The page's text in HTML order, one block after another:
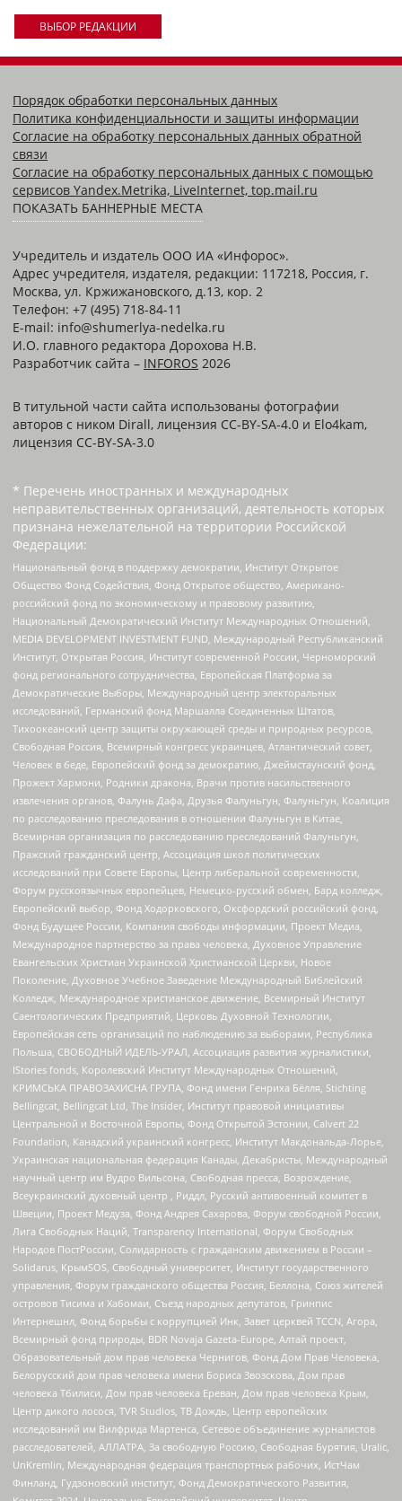
ВЫБОР РЕДАКЦИИ
Порядок обработки персональных данных
Политика конфиденциальности и защиты информации
Согласие на обработку персональных данных обратной
связи
Согласие на обработку персональных данных с помощью
сервисов Yandex.Metrika, LiveInternet, top.mail.ru
ПОКАЗАТЬ БАННЕРНЫЕ МЕСТА
Учредитель и издатель ООО ИА «Инфорос».
Адрес учредителя, издателя, редакции: 117218, Россия, г.
Москва, ул. Кржижановского, д.13, кор. 2
Телефон: +7 (495) 718-84-11
E-mail: info@shumerlya-nedelka.ru
И.О. главного редактора Дорохова Н.В.
Разработчик сайта – INFOROS 2026
В титульной части сайта использованы фотографии
авторов с ником Dirall, лицензия CC-BY-SA-4.0 и Elo4kam,
лицензия CC-BY-SA-3.0
* Перечень иностранных и международных
неправительственных организаций, деятельность которых
признана нежелательной на территории Российской
Федерации:
Национальный фонд в поддержку демократии, Институт Открытое
Общество Фонд Содействия, Фонд Открытое общество, Американо-
российский фонд по экономическому и правовому развитию,
Национальный Демократический Институт Международных Отношений,
MEDIA DEVELOPMENT INVESTMENT FUND, Международный Республиканский
Институт, Открытая Россия, Институт современной России, Черноморский
фонд регионального сотрудничества, Европейская Платформа за
Демократические Выборы, Международный центр электоральных
исследований, Германский фонд Маршалла Соединенных Штатов,
Тихоокеанский центр защиты окружающей среды и природных ресурсов,
Свободная Россия, Всемирный конгресс украинцев, Атлантический совет,
Человек в беде, Европейский фонд за демократию, Джеймстаунский фонд,
Прожект Хармони, Родники дракона, Врачи против насильственного
извлечения органов, Фалунь Дафа, Друзья Фалуньгун, Фалуньгун, Коалиция
по расследованию преследования в отношении Фалуньгун в Китае,
Всемирная организация по расследованию преследований Фалуньгун,
Пражский гражданский центр, Ассоциация школ политических
исследований при Совете Европы, Центр либеральной современности,
Форум русскоязычных европейцев, Немецко-русский обмен, Бард колледж,
Европейский выбор, Фонд Ходорковского, Оксфордский российский фонд,
Фонд Будущее России, Компания свободы информации, Проект Медиа,
Международное партнерство за права человека, Духовное Управление
Евангельских Христиан Украинской Христианской Церкви, Новое
Поколение, Духовное Учебное Заведение Международный Библейский
Колледж, Международное христианское движение, Всемирный Институт
Саентологических Предприятий, Церковь Духовной Технологии,
Европейская сеть организаций по наблюдению за выборами, Республика
Польша, СВОБОДНЫЙ ИДЕЛЬ-УРАЛ, Ассоциация развития журналистики,
IStories fonds, Королевский Институт Международных Отношений,
КРИМСЬКА ПРАВОЗАХИСНА ГРУПА, Фонд имени Генриха Бёлля, Stichting
Bellingcat, Bellingcat Ltd, The Insider, Институт правовой инициативы
Центральной и Восточной Европы, Фонд Открытой Эстонии, Calvert 22
Foundation, Канадский украинский конгресс, Институт Макдональда-Лорье,
Украинская национальная федерация Канады, Декабристы, Международный
научный центр им Вудро Вильсона, Свободная пресса, Возрождение,
Всеукраинский духовный центр , Риддл, Русский антивоенный комитет в
Швеции, Проект Медуза, Фонд Андрея Сахарова, Форум свободной России,
Лига Свободных Наций, Transparеncy International, Форум Свободных
Народов ПостРоссии, Солидарность с гражданским движением в России –
Solidarus, КрымSOS, Свободный университет, Институт государственного
управления, Форум гражданского общества Россия, Беллона, Союз жителей
островов Тисима и Хабомаи, Съезд народных депутатов, Гринпис
Интернешнл, Фонд борьбы с коррупцией Инк, Завет церквей TCCN, Агора,
Всемирный фонд природы, BDR Novaja Gazeta-Europe, Алтай проект,
Образовательный дом прав человека Чернигов, Фонд Дом Прав Человека,
Белорусский дом прав человека имени Бориса Звозскова, Дом прав
человека Тбилиси, Дом прав человека Ереван, Дом прав человека Крым,
Центр дикого лосося, TVR Studios, ТВ Дождь, Центр европейских
исследований им Вилфрида Мартенса, Сетевое объединение журналистов
расследователей, АЛЛАТРА, За свободную Россию, Свободная Бурятия, Uralic,
UnKremlin, Международная федерация транспортных рабочих, ИстЧам
Финланд, Гудзоновский институт, Фонд Демократического Развития,